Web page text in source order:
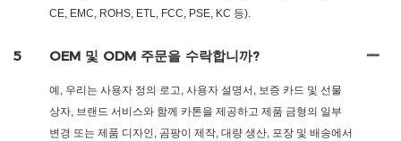
CE, EMC, ROHS, ETL, FCC, PSE, KC 등).
5 OEM 및 ODM 주문을 수락합니까?
예, 우리는 사용자 정의 로고, 사용자 설명서, 보증 카드 및 선물
상자, 브랜드 서비스와 함께 카톤을 제공하고 제품 금형의 일부
변경 또는 제품 디자인, 곰팡이 제작, 대량 생산, 포장 및 배송에서